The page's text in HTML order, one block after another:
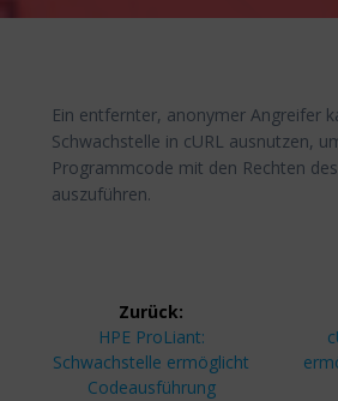
Ein entfernter, anonymer Angreifer
Schwachstelle in cURL ausnutzen,
Programmcode mit den Rechten
auszuführen.
Zurück:
Vorheriger
Beitrag:
HPE ProLiant:
Schwachstelle ermöglicht
Codeausführung